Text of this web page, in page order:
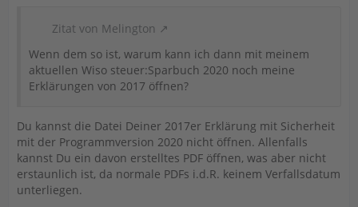
Zitat von Melington
Wenn dem so ist, warum kann ich dann mit meinem
aktuellen Wiso steuer:Sparbuch 2020 noch meine
Erklärungen von 2017 öffnen?
Du kannst die Datei Deiner 2017er Erklärung mit Sicherheit
mit der Programmversion 2020 nicht öffnen. Allenfalls
kannst Du ein davon erstelltes PDF öffnen, was aber nicht
erstaunlich ist, da normale PDFs i.d.R. keinem Verfallsdatum
unterliegen.